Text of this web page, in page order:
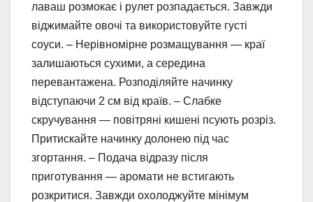
лаваш розмокає і рулет розпадається. Завжди
віджимайте овочі та використовуйте густі
соуси. – Нерівномірне розмащування — краї
залишаються сухими, а середина
перевантажена. Розподіляйте начинку
відступаючи 2 см від країв. – Слабке
скручування — повітряні кишені псують розріз.
Притискайте начинку долонею під час
згортання. – Подача відразу після
приготування — аромати не встигають
розкритися. Завжди охолоджуйте мінімум